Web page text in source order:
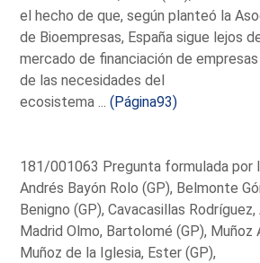
el hecho de que, según planteó la
de Bioempresas, España sigue lejos
mercado de financiación de
de las necesidades del
ecosistema ...(Página93)
181/001063 Pregunta formulada por
Andrés Bayón Rolo (GP), Belmonte
Benigno (GP), Cavacasillas Rodríguez,
Madrid Olmo, Bartolomé (GP), Muñoz
Muñoz de la Iglesia, Ester (GP),